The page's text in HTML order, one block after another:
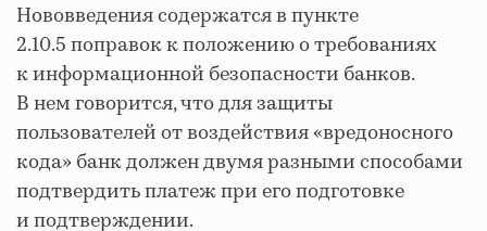
Нововведения содержатся в пункте
2.10.5 поправок к положению о требованиях
к информационной безопасности банков.
В нем говорится, что для защиты
пользователей от воздействия «вредоносного
кода» банк должен двумя разными способами
подтвердить платеж при его подготовке
и подтверждении.